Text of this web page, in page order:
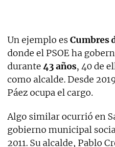
Un ejemplo es Cumbres
donde el PSOE ha
durante 43 años, 40 de
como alcalde. Desde
Páez ocupa el cargo.
Algo similar ocurrió en
gobierno municipal
2011. Su alcalde, Pablo